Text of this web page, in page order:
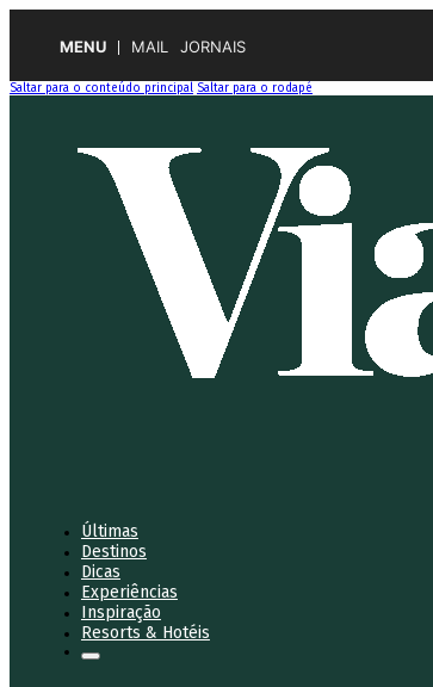
MENU MAIL JORNAIS
Saltar para o conteúdo principal Saltar para o rodapé
Últimas
Destinos
Dicas
Experiências
Inspiração
Resorts & Hotéis